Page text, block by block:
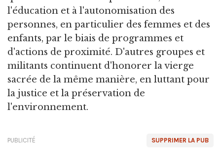
l'éducation et à l'autonomisation des
personnes, en particulier des femmes et des
enfants, par le biais de programmes et
d'actions de proximité. D'autres groupes et
militants continuent d'honorer la vierge
sacrée de la même manière, en luttant pour
la justice et la préservation de
l'environnement.
SUPPRIMER LA PUB
PUBLICITÉ